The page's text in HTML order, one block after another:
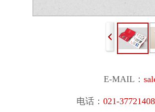
E-MAIL：
电话： 021-